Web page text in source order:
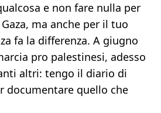
e non fare nulla per
ma anche per il tuo
fa la differenza. A giugno
pro palestinesi, adesso
altri: tengo il diario di
documentare quello che